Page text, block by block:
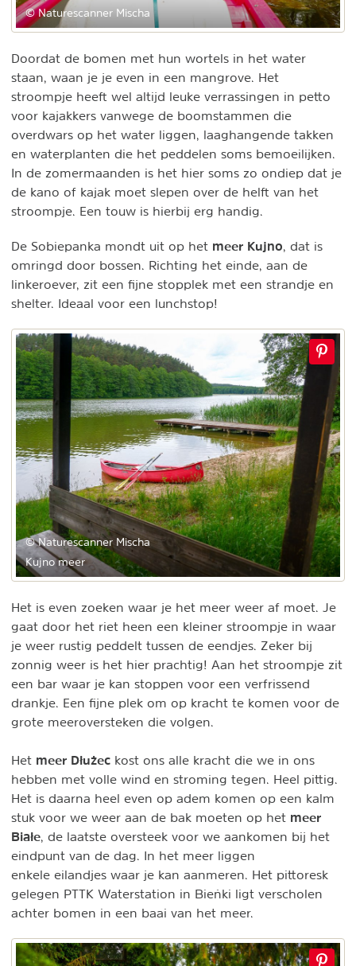
© Naturescanner Mischa
Doordat de bomen met hun wortels in het water
staan, waan je je even in een mangrove. Het
stroompje heeft wel altijd leuke verrassingen in petto
voor kajakkers vanwege de boomstammen die
overdwars op het water liggen, laaghangende takken
en waterplanten die het peddelen soms bemoeilijken.
In de zomermaanden is het hier soms zo ondiep dat je
de kano of kajak moet slepen over de helft van het
stroompje. Een touw is hierbij erg handig.
De Sobiepanka mondt uit op het meer Kujno, dat is
omringd door bossen. Richting het einde, aan de
linkeroever, zit een fijne stopplek met een strandje en
shelter. Ideaal voor een lunchstop!
© Naturescanner Mischa
Kujno meer
Het is even zoeken waar je het meer weer af moet. Je
gaat door het riet heen een kleiner stroompje in waar
je weer rustig peddelt tussen de eendjes. Zeker bij
zonnig weer is het hier prachtig! Aan het stroompje zit
een bar waar je kan stoppen voor een verfrissend
drankje. Een fijne plek om op kracht te komen voor de
grote meeroversteken die volgen.
Het meer Dłużec kost ons alle kracht die we in ons
hebben met volle wind en stroming tegen. Heel pittig.
Het is daarna heel even op adem komen op een kalm
stuk voor we weer aan de bak moeten op het meer
Białe, de laatste oversteek voor we aankomen bij het
eindpunt van de dag. In het meer liggen
enkele eilandjes waar je kan aanmeren. Het pittoresk
gelegen PTTK Waterstation in Bieńki ligt verscholen
achter bomen in een baai van het meer.